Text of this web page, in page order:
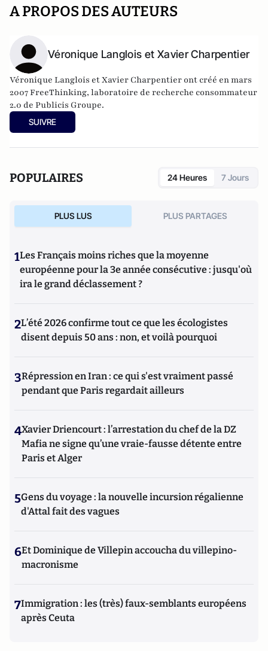
A PROPOS DES AUTEURS
Véronique Langlois et Xavier Charpentier
Véronique Langlois et Xavier Charpentier ont créé en mars
2007FreeThinking, laboratoire de recherche consommateur
2.0 de Publicis Groupe.
SUIVRE
POPULAIRES 24 Heures 7 Jours
PLUS LUS PLUS PARTAGES
1Les Français moins riches que la moyenne
européenne pour la 3e année consécutive : jusqu'où
ira le grand déclassement ?
2L’été 2026 confirme tout ce que les écologistes
disent depuis 50 ans : non, et voilà pourquoi
3Répression en Iran : ce qui s'est vraiment passé
pendant que Paris regardait ailleurs
4Xavier Driencourt : l’arrestation du chef de la DZ
Mafia ne signe qu’une vraie-fausse détente entre
Paris et Alger
5Gens du voyage : la nouvelle incursion régalienne
d'Attal fait des vagues
6Et Dominique de Villepin accoucha du villepino-
macronisme
7Immigration : les (très) faux-semblants européens
après Ceuta